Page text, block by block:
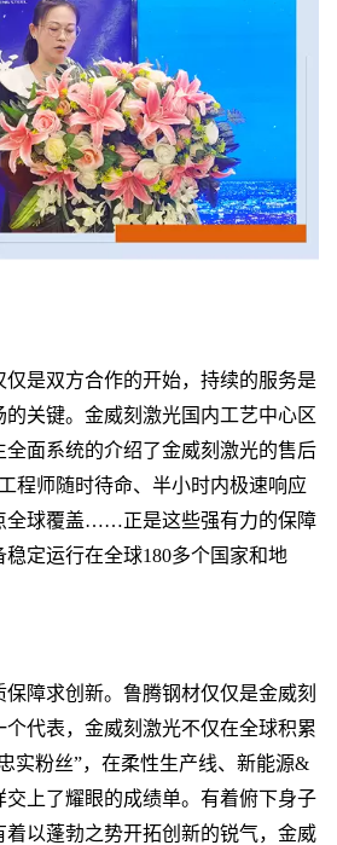
是双方合作的开始，持续的服务是
关键。金威刻激光国内工艺中心区
面系统的介绍了金威刻激光的售后
程师随时待命、半小时内极速响应
全球覆盖……正是这些强有力的保障
定运行在全球180多个国家和地
障求创新。鲁腾钢材仅仅是金威刻
代表，金威刻激光不仅在全球积累
实粉丝”，在柔性生产线、新能源&
上了耀眼的成绩单。有着俯下身子
以蓬勃之势开拓创新的锐气，金威